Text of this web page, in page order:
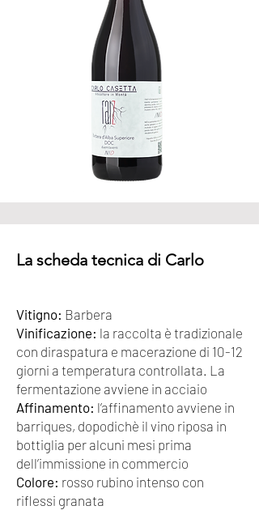
La scheda tecnica di Carlo
Vitigno: Barbera
Vinificazione: la raccolta è tradizionale
con diraspatura e macerazione di 10-12
giorni a temperatura controllata. La
fermentazione avviene in acciaio
Affinamento: l’affinamento avviene in
barriques, dopodichè il vino riposa in
bottiglia per alcuni mesi prima
dell’immissione in commercio
Colore: rosso rubino intenso con
riflessi granata